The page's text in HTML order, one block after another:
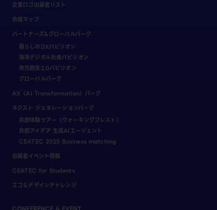
企業ロゴ出展者リスト
会場マップ
パートナーズ&グローバルパーク
暮らしのDXパビリオン
海洋デジタル社会パビリオン
地方創生2.0パビリオン
グローバルパーク
AX（AI Transformation）パーク
ネクスト ジェネレーションパーク
共創体験ツアー（ウォーキングブレスト）
共創アイデア 生成AIエージェント
CEATEC 2025 Business matching
出展者イベント情報
CEATEC for Students
エコ＆デザインチャレンジ